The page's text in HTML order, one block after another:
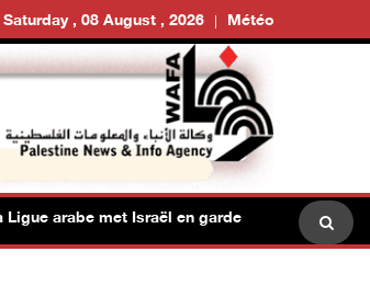
Saturday , 08 August , 2026 Météo
met Israël en garde